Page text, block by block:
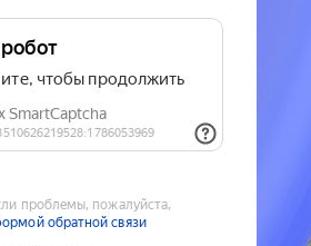
проблемы, пожалуйста,
обратной связи